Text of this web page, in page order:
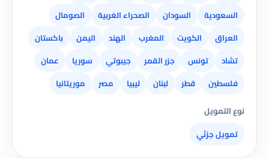
السعودية
السودان الصحراء الغربية
الصومال
العراق
الكويت المغرب الهند اليمن
باكستان
تشاد
تونس جزر القمر جيبوتي سوريا
عمان
فلسطين
قطر لبنان ليبيا مصر
موريتانيا
نوع التمويل
تمويل جزئي